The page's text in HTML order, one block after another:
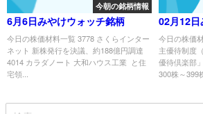
今朝の銘柄情報
6月6日みやけウォッチ銘柄
今日の株価材料一覧 3778 さくらインター
ネット 新株発行を決議、約188億円調達
4014 カラダノート 大和ハウス工業 と住
宅領...
02月12日
今日の株価
主優待制度
優待倶楽部
300株～399